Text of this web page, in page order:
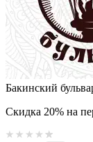
Бакинский
Скидка 20% на